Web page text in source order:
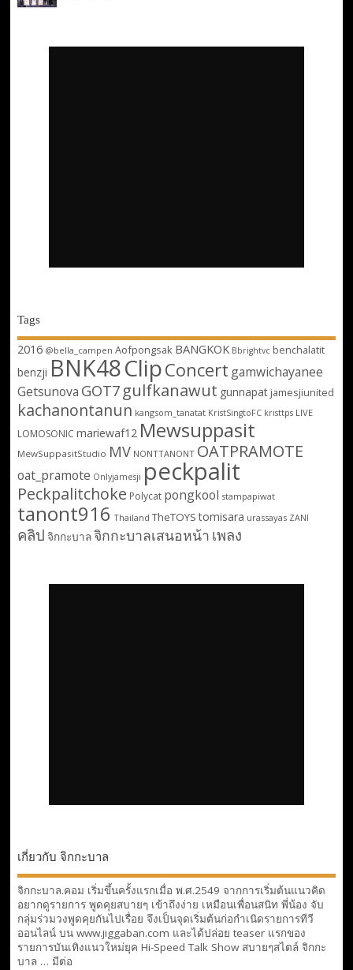
Tags
2016 @bella_campen Aofpongsak BANGKOK Bbrightvc benchalatit
benzji BNK48ClipConcert gamwichayanee
Getsunova GOT7 gulfkanawut gunnapat jamesjiunited
kachanontanun kangsom_tanatat KristSingtoFC kristtps LIVE
LOMOSONIC mariewaf12 Mewsuppasit
MewSuppasitStudio MV NONTTANONT OATPRAMOTE
oat_pramote Onlyjamesji peckpalit
Peckpalitchoke Polycat pongkool stampapiwat
tanont916 Thailand TheTOYS tomisara urassayas ZANI
คลิป จิกกะบาลจิกกะบาลเสนอหน้า เพลง
เกี่ยวกับ จิกกะบาล
จิกกะบาล.คอม เริ่มขึ้นครั้งแรกเมื่อ พ.ศ.2549 จากการเริ่มต้นแนวคิด
อยากดูรายการ พูดคุยสบายๆ เข้าถึงง่าย เหมือนเพื่อนสนิท พี่น้อง จับ
กลุ่มร่วมวงพูดคุยกันไปเรื่อย จึงเป็นจุดเริ่มต้นก่อกำเนิดรายการทีวี
ออนไลน์ บน www.jiggaban.com และได้ปล่อย teaser แรกของ
รายการบันเทิงแนวใหม่ยุค Hi-Speed Talk Show สบายๆสไตล์ จิกกะ
บาล … มีต่อ